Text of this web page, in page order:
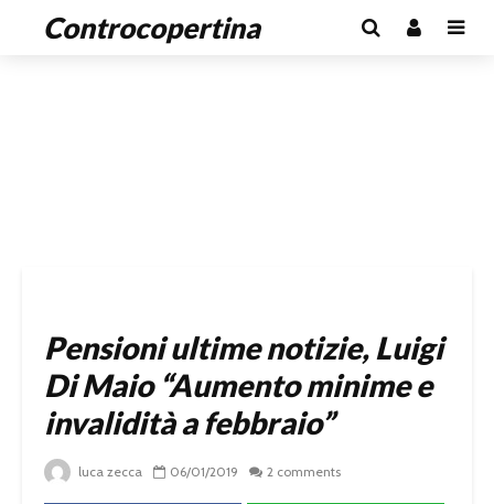
Controcopertina
Pensioni ultime notizie, Luigi
Di Maio “Aumento minime e
invalidità a febbraio”
luca zecca 06/01/2019 2 comments